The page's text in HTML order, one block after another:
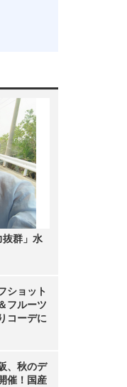
抜群」水
ショット
フルーツ
コーデに
、秋のデ
催！国産